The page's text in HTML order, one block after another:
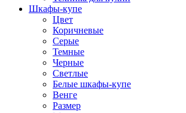
Шкафы-купе
Цвет
Коричневые
Серые
Темные
Черные
Светлые
Белые шкафы-купе
Венге
Размер